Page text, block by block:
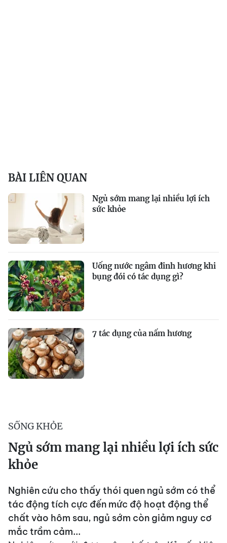
BÀI LIÊN QUAN
Ngủ sớm mang lại nhiều lợi ích
sức khỏe
Uống nước ngâm đinh hương khi
bụng đói có tác dụng gì?
7 tác dụng của nấm hương
SỐNG KHỎE
Ngủ sớm mang lại nhiều lợi ích sức
khỏe
Nghiên cứu cho thấy thói quen ngủ sớm có thể
tác động tích cực đến mức độ hoạt động thể
chất vào hôm sau, ngủ sớm còn giảm nguy cơ
mắc trầm cảm...